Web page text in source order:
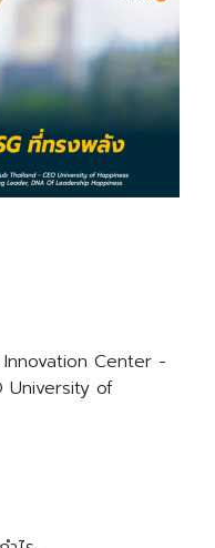
Center -
University of